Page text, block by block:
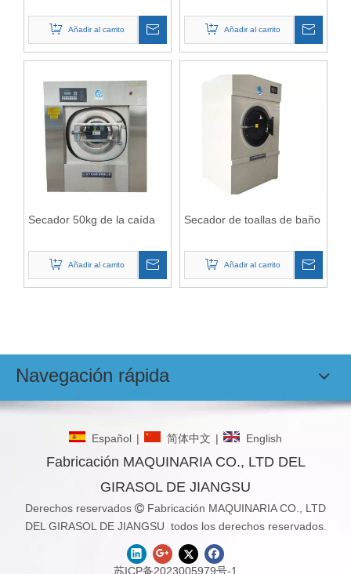
Añadir al carrito Añadir al carrito
Secador 50kg de la caída
Añadir al carrito
Secador de toallas de baño
Añadir al carrito
Navegación rápida
Español | 简体中文 | English
Fabricación MAQUINARIA CO., LTD DEL
GIRASOL DE JIANGSU
Derechos reservados  Fabricación MAQUINARIA CO., LTD
DEL GIRASOL DE JIANGSU todos los derechos reservados.
苏ICP备2023005979号-1